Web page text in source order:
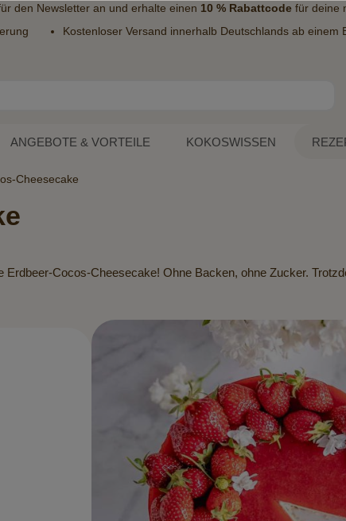
den Newsletteran und erhalte einen 10 % Rabattcodefür deine
Kostenloser Versand innerhalb Deutschlands ab einem
ANGEBOTE & VORTEILE KOKOSWISSEN
Cheesecake
Cocos-Cheesecake! Ohne Backen, ohne Zucker.